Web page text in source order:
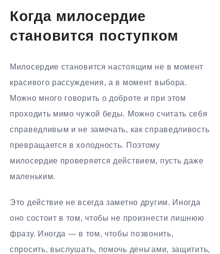
Когда милосердие
становится поступком
Милосердие становится настоящим не в момент
красивого рассуждения, а в момент выбора.
Можно много говорить о доброте и при этом
проходить мимо чужой беды. Можно считать себя
справедливым и не замечать, как справедливость
превращается в холодность. Поэтому
милосердие проверяется действием, пусть даже
маленьким.
Это действие не всегда заметно другим. Иногда
оно состоит в том, чтобы не произнести лишнюю
фразу. Иногда — в том, чтобы позвонить,
спросить, выслушать, помочь деньгами, защитить,